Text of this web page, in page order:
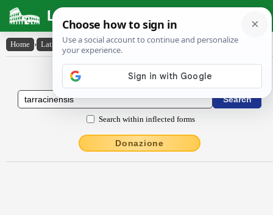
Latin Dictionary
Home › Latin-English › Tarrăcīnensis
Latin to English Dictionary
Search within inflected forms
Donazione